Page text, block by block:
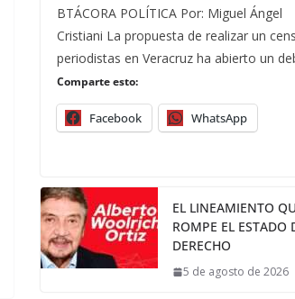
BTÁCORA POLÍTICA Por: Miguel Ángel
Cristiani La propuesta de realizar un
periodistas en Veracruz ha abierto un
Comparte esto:
Facebook WhatsApp
EL LINEAMIENTO
ROMPE EL ESTADO
DERECHO
5 de agosto de 2026